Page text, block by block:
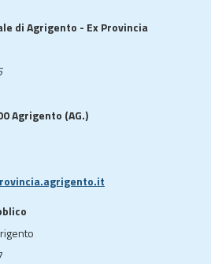
di Agrigento - Ex Provincia
Agrigento (AG.)